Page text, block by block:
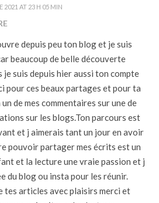
2021 AT 23 H 05 MIN
depuis peu ton blog et je suis
beaucoup de belle découverte
je suis depuis hier aussi ton compte
pour ces beaux partages et pour ta
de mes commentaires sur une de
sur les blogs.Ton parcours est
et j aimerais tant un jour en avoir
pouvoir partager mes écrits est un
et la lecture une vraie passion et j
du blog ou insta pour les réunir.
tes articles avec plaisirs merci et